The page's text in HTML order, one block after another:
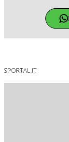
SPORTAL.IT